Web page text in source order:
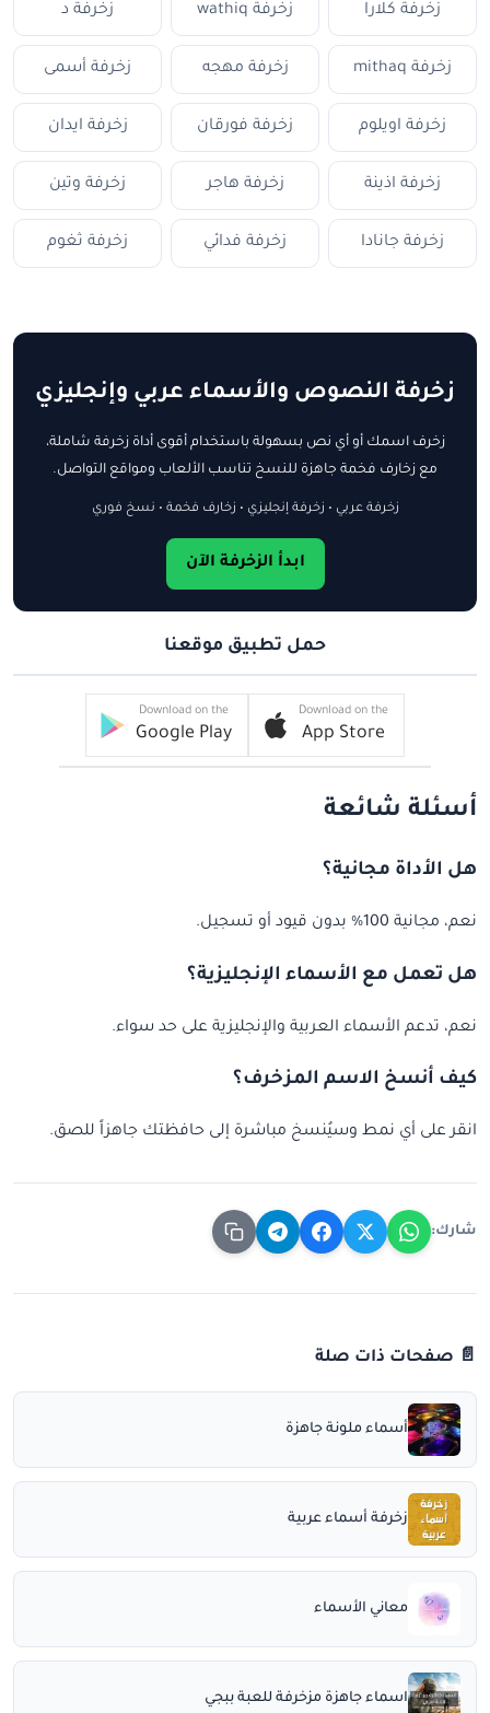
زخرفة كلارا زخرفة wathiq زخرفة د
زخرفة mithaq زخرفة مهجه زخرفة أسمى
زخرفة اويلوم زخرفة فورقان زخرفة ايدان
زخرفة اذينة زخرفة هاجر زخرفة وتين
زخرفة جانادا زخرفة فدائي زخرفة ثغوم
زخرفة النصوص والأسماء عربي وإنجليزي
زخرف اسمك أو أي نص بسهولة باستخدام أقوى أداة زخرفة شاملة،
مع زخارف فخمة جاهزة للنسخ تناسب الألعاب ومواقع التواصل.
زخرفة عربي • زخرفة إنجليزي • زخارف فخمة • نسخ فوري
ابدأ الزخرفة الآن
حمل تطبيق موقعنا
Download on the
App Store
Download on the
Google Play
أسئلة شائعة
هل الأداة مجانية؟
نعم، مجانية 100% بدون قيود أو تسجيل.
هل تعمل مع الأسماء الإنجليزية؟
نعم، تدعم الأسماء العربية والإنجليزية على حد سواء.
كيف أنسخ الاسم المزخرف؟
انقر على أي نمط وسيُنسخ مباشرة إلى حافظتك جاهزاً للصق.
شارك:
📄 صفحات ذات صلة
أسماء ملونة جاهزة
زخرفة أسماء عربية
معاني الأسماء
اسماء جاهزة مزخرفة للعبة ببجي